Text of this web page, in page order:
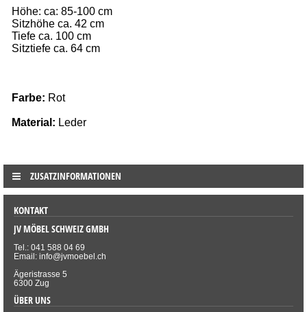
Höhe: ca: 85-100 cm
Sitzhöhe ca. 42 cm
Tiefe ca. 100 cm
Sitztiefe ca. 64 cm
Farbe: Rot
Material: Leder
ZUSATZINFORMATIONEN
KONTAKT
JV MÖBEL SCHWEIZ GMBH
Tel.: 041 588 04 69
Email: info@jvmoebel.ch
Ägeristrasse 5
6300 Zug
ÜBER UNS